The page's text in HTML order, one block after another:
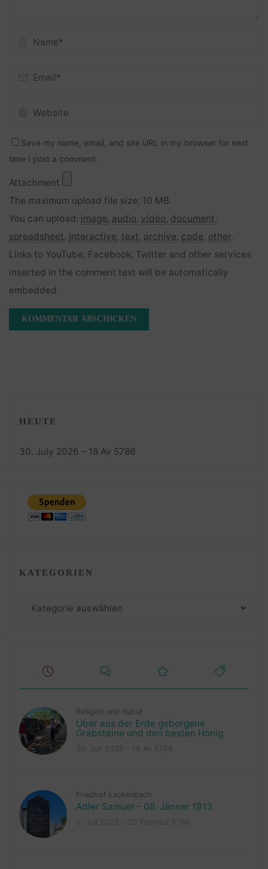
Save my name, email, and site URL in my browser for next
time I post a comment.
Attachment
The maximum upload file size: 10 MB.
You can upload: image, audio, video, document,
spreadsheet, interactive, text, archive, code, other.
Links to YouTube, Facebook, Twitter and other services
inserted in the comment text will be automatically
embedded.
HEUTE
30. July 2026 – 18 Av 5786
KATEGORIEN
Religion und Kultur
Über aus der Erde geborgene
Grabsteine und den besten Honig
Friedhof Lackenbach
Adler Samuel – 08. Jänner 1913